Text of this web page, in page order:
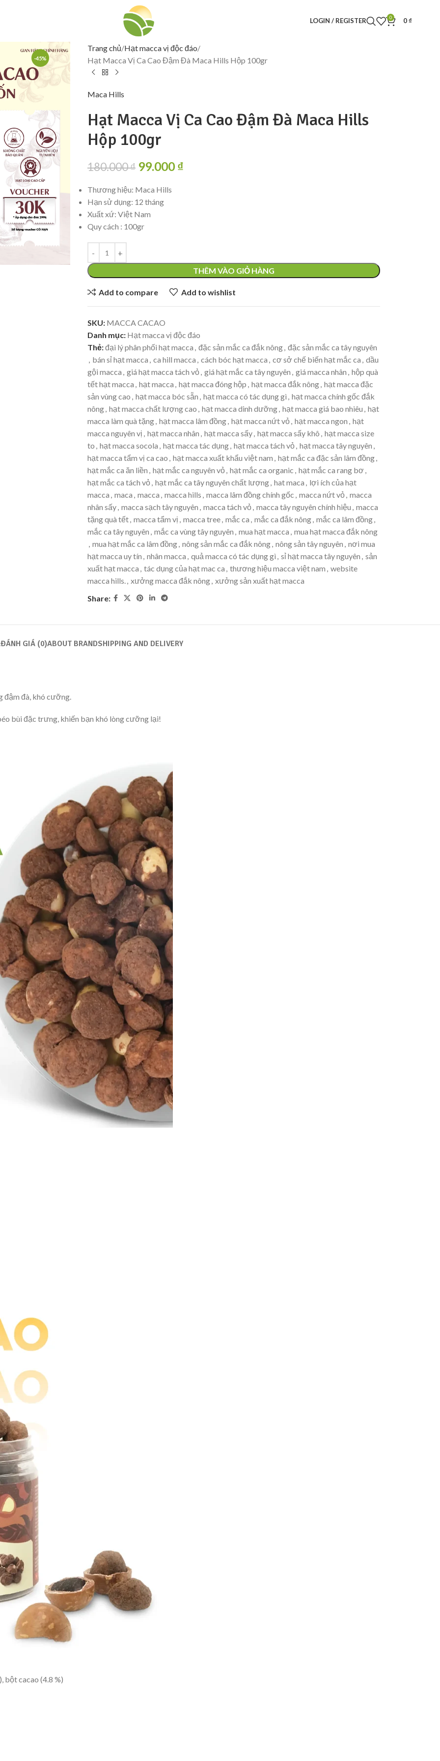
LOGIN / REGISTER 0 0₫
-45%
Trang chủ Hạt macca vị độc đáo
Hạt Macca Vị Ca Cao Đậm Đà Maca Hills Hộp 100gr
Maca Hills
Hạt Macca Vị Ca Cao Đậm Đà Maca Hills
Hộp 100gr
180.000₫ 99.000₫
Thương hiệu: Maca Hills
Hạn sử dụng: 12 tháng
Xuất xứ: Việt Nam
Quy cách : 100gr
THÊM VÀO GIỎ HÀNG
Add to compare Add to wishlist
SKU: MACCA CACAO
Danh mục: Hạt macca vị độc đáo
Thẻ:đại lý phân phối hạt macca , đặc sản mắc ca đắk nông, đặc sản mắc ca tây nguyên
, bán sỉ hạt macca , ca hill macca , cách bóc hạt macca , cơ sở chế biến hạt mắc ca , dầu
gội macca , giá hạt macca tách vỏ, giá hạt mắc ca tây nguyên , giá macca nhân , hộp quà
tết hạt macca , hạt macca , hạt macca đóng hộp , hạt macca đắk nông, hạt macca đặc
sản vùng cao , hạt macca bóc sẵn , hạt macca có tác dụng gì, hạt macca chính gốc đắk
nông, hạt macca chất lượng cao , hạt macca dinh dưỡng, hạt macca giá bao nhiêu , hạt
macca làm quà tặng, hạt macca lâm đồng, hạt macca nứt vỏ, hạt macca ngon , hạt
macca nguyên vị , hạt macca nhân , hạt macca sấy, hạt macca sấy khô , hạt macca size
to , hạt macca socola , hạt macca tác dụng, hạt macca tách vỏ, hạt macca tây nguyên ,
hạt macca tẩm vị ca cao , hạt macca xuất khẩu việt nam , hạt mắc ca đặc sản lâm đồng,
hạt mắc ca ăn liền , hạt mắc ca nguyên vỏ, hạt mắc ca organic , hạt mắc ca rang bơ ,
hạt mắc ca tách vỏ, hạt mắc ca tây nguyên chất lượng, hat maca , lợi ích của hạt
macca , maca , macca , macca hills , macca lâm đồng chính gốc , macca nứt vỏ, macca
nhân sấy, macca sạch tây nguyên , macca tách vỏ, macca tây nguyên chính hiệu , macca
tặng quà tết, macca tẩm vị , macca tree, mắc ca , mắc ca đắk nông, mắc ca lâm đồng,
mắc ca tây nguyên , mắc ca vùng tây nguyên , mua hạt macca , mua hạt macca đắk nông
, mua hạt mắc ca lâm đồng, nông sản mắc ca đắk nông, nông sản tây nguyên , nơi mua
hạt macca uy tín , nhân macca , quả macca có tác dụng gì, sỉ hạt macca tây nguyên , sản
xuất hạt macca , tác dụng của hạt mac ca , thương hiệu macca việt nam , website
macca hills., xưởng macca đắk nông, xưởng sản xuất hạt macca
Share:
ĐÁNH GIÁ (0)ABOUT BRANDSHIPPING AND DELIVERY
đậm đà, khó cưỡng.
bùi đặc trưng, khiến bạn khó lòng cưỡng lại!
bột cacao (4.8 %)